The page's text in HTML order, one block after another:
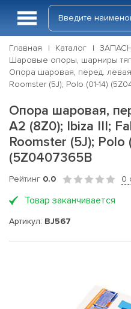
Главная Каталог
Шаровые опоры, шарниры тяг
Опора шаровая, перед. левая
Roomster (5J); Polo (01-14)
Опора шаровая,
A2 (8Z0); Ibiza III;
Roomster (5J); Polo
(5Z0407365B
Рейтинг 0.0 0
Товар заканчивается
Артикул: BJ567